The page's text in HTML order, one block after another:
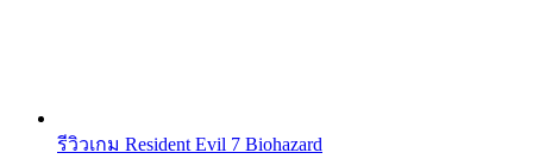
รีวิวเกม Resident Evil 7 Biohazard